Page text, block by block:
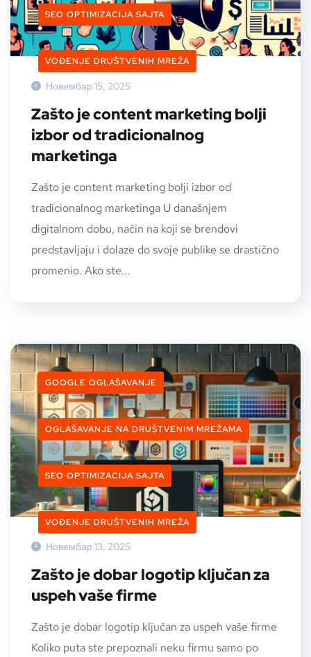
SEO OPTIMIZACIJA SAJTA
VOĐENJE DRUŠTVENIH MREŽA
Новембар 15, 2025
Zašto je content marketing bolji
izbor od tradicionalnog
marketinga
Zašto je content marketing bolji izbor od
tradicionalnog marketinga U današnjem
digitalnom dobu, način na koji se brendovi
predstavljaju i dolaze do svoje publike se drastično
promenio. Ako ste...
GOOGLE OGLAŠAVANJE
OGLAŠAVANJE NA DRUŠTVENIM MREŽAMA
SEO OPTIMIZACIJA SAJTA
VOĐENJE DRUŠTVENIH MREŽA
Новембар 13, 2025
Zašto je dobar logotip ključan za
uspeh vaše firme
Zašto je dobar logotip ključan za uspeh vaše firme
Koliko puta ste prepoznali neku firmu samo po